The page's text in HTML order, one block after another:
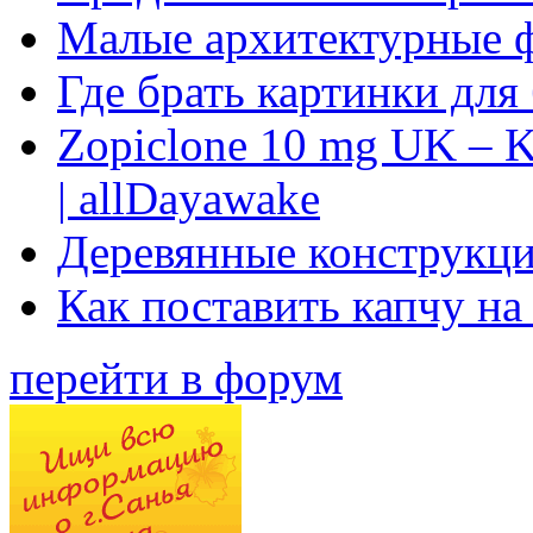
Малые архитектурные
Где брать картинки
Zopiclone 10 mg UK –
| allDayawake
Деревянные
Как поставить капчу
перейти в форум